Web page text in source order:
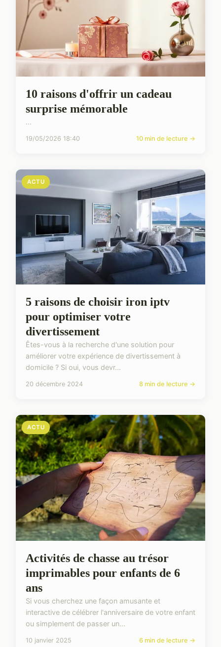
10 raisons d'offrir un cadeau
surprise mémorable
...
19/05/2026 18:40 10 min de lecture →
ACTU
5 raisons de choisir iron iptv
pour optimiser votre
divertissement
Êtes-vous à la recherche d'une solution pour
améliorer votre expérience de divertissement à
domicile ? Si oui, vous devr...
20 décembre 2024 8 min de lecture →
ACTU
Activités de chasse au trésor
imprimables pour enfants de 6
ans
Si vous cherchez une façon amusante et
interactive de célébrer l'anniversaire de votre enfant
ou simplement de passer un...
10 janvier 2025 6 min de lecture →